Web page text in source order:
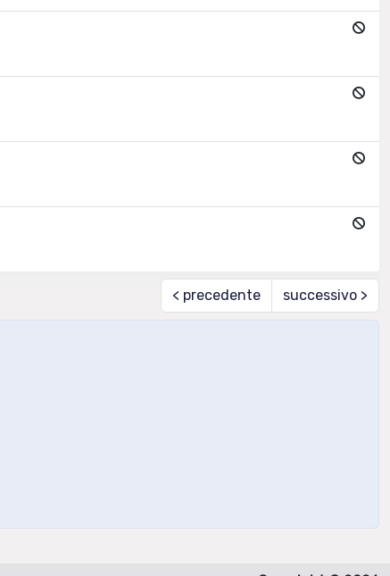
< precedente successivo >